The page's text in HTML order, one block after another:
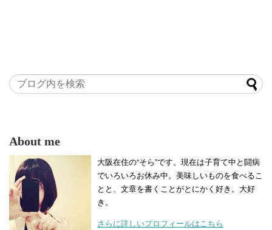
About me
大阪在住の“そら”です。現在は子育て中と闘病
でいろいろお休み中。美味しいものを食べるこ
とと、文章を書くことがとにかく好き。大好
き。
さらに詳しいプロフィールはこちら